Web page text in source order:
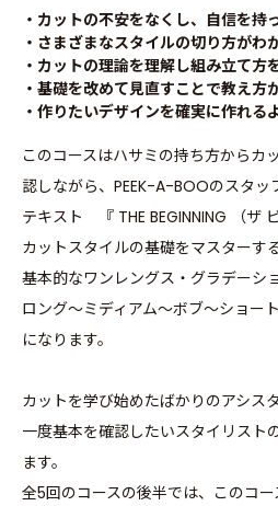
・カットの不安をなくし、自信を持
・さまざまなスタイルの切り方がわ
・カットの理論を理解し組み立て方
・基礎を改めて見直すことで教え方
・作りたいデザインを確実に作れる
このコースはハサミの持ち方からカ
認しながら、PEEK-A-BOOのスタ
テキスト 『 THE BEGINNING （ザ
カットスタイルの基礎をマスターす
基本的なワンレングス・グラデーシ
ロング〜ミディアム〜ボブ〜ショー
になります。
カットを学び始めたばかりのアシス
一度基本を確認したいスタイリスト
ます。
全5回のコースの後半では、このコ